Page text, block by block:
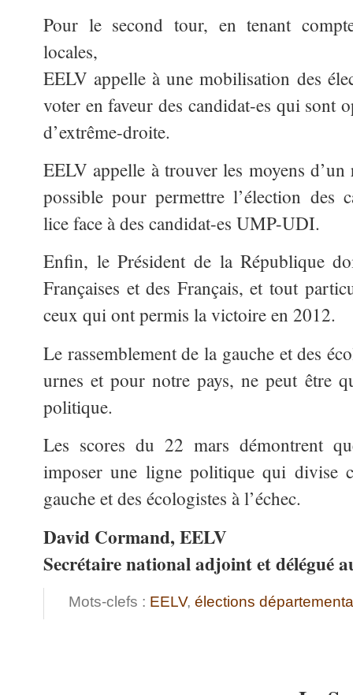
Pour le second tour, en tenant
locales,
EELV appelle à une mobilisation des
voter en faveur des candidat-es qui sont
d’extrême-droite.
EELV appelle à trouver les moyens
possible pour permettre l’élection des
lice face à des candidat-es UMP-UDI.
Enfin, le Président de la République
Françaises et des Français, et tout
ceux qui ont permis la victoire en 2012.
Le rassemblement de la gauche et des
urnes et pour notre pays, ne peut être
politique.
Les scores du 22 mars démontrent
imposer une ligne politique qui divise
gauche et des écologistes à l’échec.
David Cormand, EELV
Secrétaire national adjoint et délégué
Mots-clefs : EELV, élections